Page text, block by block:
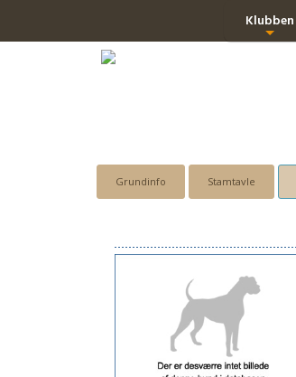
Klubben
Grundinfo Stamtavle